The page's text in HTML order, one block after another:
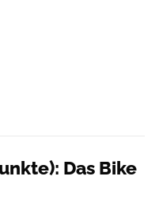
Das Bike